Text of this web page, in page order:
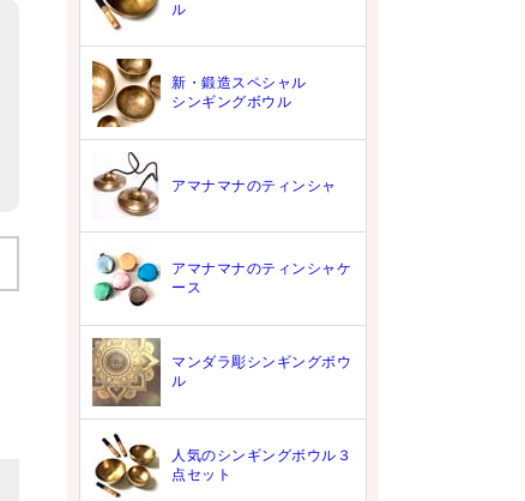
ル
新・鍛造スペシャル
シンギングボウル
アマナマナのティンシャ
アマナマナのティンシャケ
ース
マンダラ彫シンギングボウ
ル
人気のシンギングボウル３
点セット